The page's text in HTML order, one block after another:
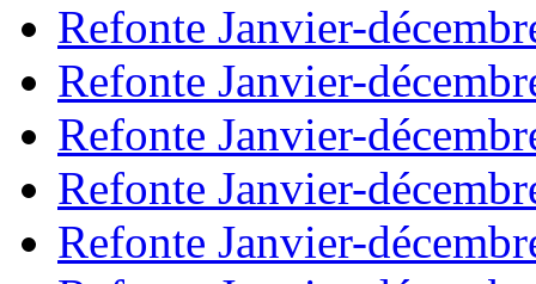
Refonte Janvier-
Refonte Janvier-
Refonte Janvier-
Refonte Janvier-
Refonte Janvier-